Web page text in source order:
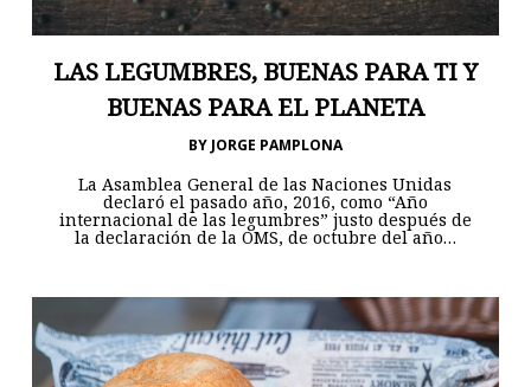
LAS LEGUMBRES, BUENAS PARA TI Y
BUENAS PARA EL PLANETA
BY JORGE PAMPLONA
La Asamblea General de las Naciones Unidas
declaró el pasado año, 2016, como “Año
internacional de las legumbres” justo después de
la declaración de la OMS, de octubre del año…